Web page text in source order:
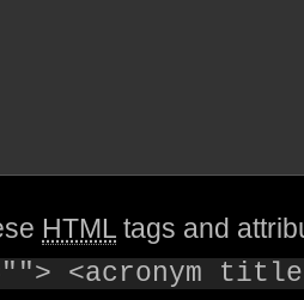
HTML tags and
<acronym